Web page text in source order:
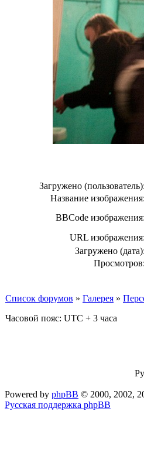
Загружено (пользователь):
Название изображения:
BBCode изображения:
URL изображения:
Загружено (дата):
Просмотров:
Список форумов » Галерея »
Часовой пояс: UTC + 3 часа
Powered by phpBB © 2000, 2002,
Русская поддержка phpBB